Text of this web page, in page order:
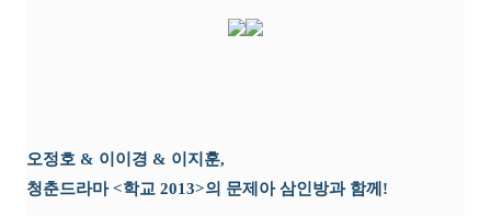
오정호 & 이이경 & 이지훈,
청춘드라마 <학교 2013>의 문제아 삼인방과 함께!